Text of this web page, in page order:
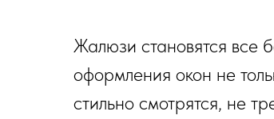
Жалюзи становятся все
оформления окон не
стильно смотрятся, не